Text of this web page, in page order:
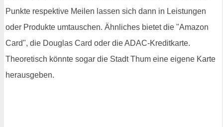
Punkte respektive Meilen lassen sich dann in Leistungen
oder Produkte umtauschen. Ähnliches bietet die "Amazon
Card", die Douglas Card oder die ADAC-Kreditkarte.
Theoretisch könnte sogar die Stadt Thum eine eigene Karte
herausgeben.